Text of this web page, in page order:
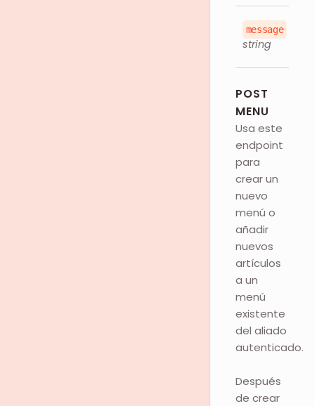
message
string
POST
MENU
Usa este
endpoint
para
crear un
nuevo
menú o
añadir
nuevos
artículos
a un
menú
existente
del aliado
autenticado.
Después
de crear